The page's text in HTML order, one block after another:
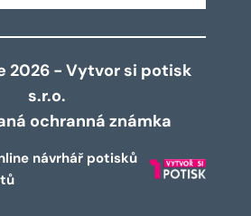
2026 - Vytvor si potisk
s.r.o.
ochranná známka
návrhář potisků